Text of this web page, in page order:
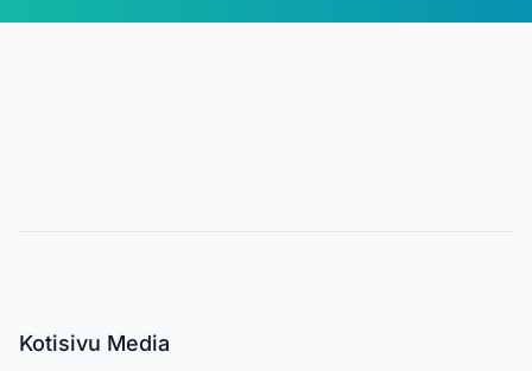
Kotisivu Media